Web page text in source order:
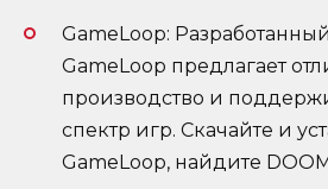
GameLoop:
GameLoop предлагает
производство и
спектр игр. Скачайте и
GameLoop, найдите